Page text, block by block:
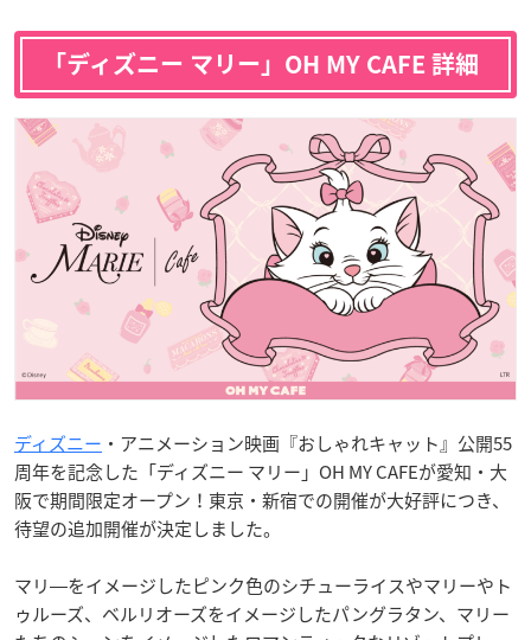
「ディズニー マリー」OH MY CAFE 詳細
ディズニー ・アニメーション映画『おしゃれキャット』公開55
周年を記念した「ディズニー マリー」OH MY CAFEが愛知・大
阪で期間限定オープン！東京・新宿での開催が大好評につき、
待望の追加開催が決定しました。
マリ―をイメージしたピンク色のシチューライスやマリーやト
ゥルーズ、ベルリオーズをイメージしたパングラタン、マリー